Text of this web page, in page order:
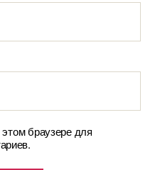
браузере для